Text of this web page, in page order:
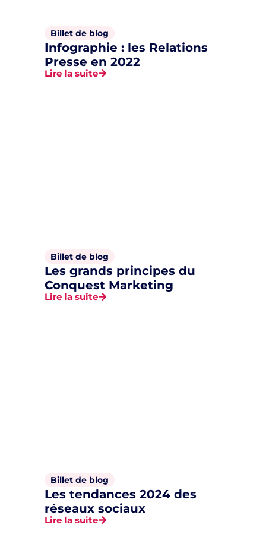
Billet de blog
Infographie : les Relations
Presse en 2022
Lire la suite
Billet de blog
Les grands principes du
Conquest Marketing
Lire la suite
Billet de blog
Les tendances 2024 des
réseaux sociaux
Lire la suite